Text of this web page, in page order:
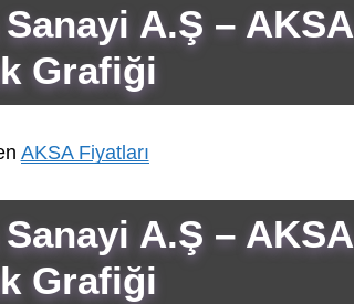
A.Ş – AKSA
Grafiği
AKSA Fiyatları
A.Ş – AKSA
Grafiği